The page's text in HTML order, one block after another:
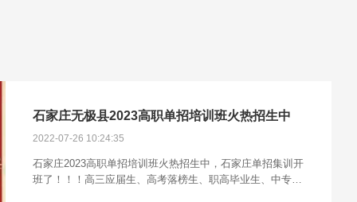
石家庄无极县2023高职单招培训班火热招生中
2022-07-26 10:24:35
石家庄2023高职单招培训班火热招生中，石家庄单招集训开
班了！！！高三应届生、高考落榜生、职高毕业生、中专毕